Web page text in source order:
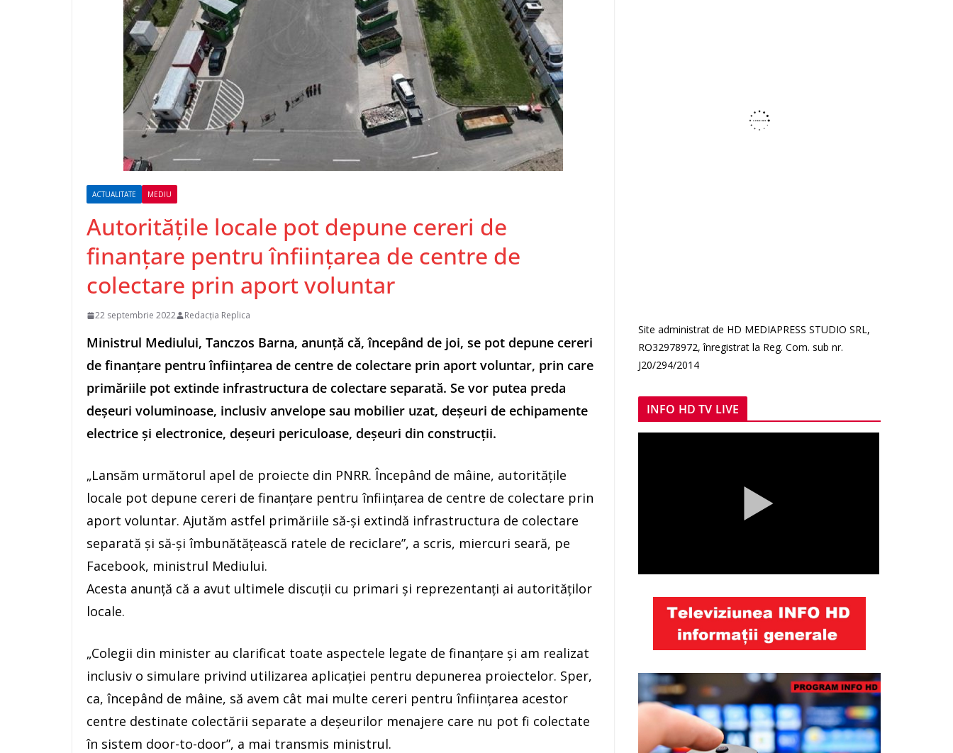
ACTUALITATE MEDIU
Autorităţile locale pot depune cereri de
finanţare pentru înfiinţarea de centre de
colectare prin aport voluntar
22 septembrie 2022 Redacția Replica
Ministrul Mediului, Tanczos Barna, anunţă că, începând de joi, se pot depune cereri
de finanţare pentru înfiinţarea de centre de colectare prin aport voluntar, prin care
primăriile pot extinde infrastructura de colectare separată. Se vor putea preda
deşeuri voluminoase, inclusiv anvelope sau mobilier uzat, deşeuri de echipamente
electrice şi electronice, deşeuri periculoase, deşeuri din construcţii.
„Lansăm următorul apel de proiecte din PNRR. Începând de mâine, autorităţile
locale pot depune cereri de finanţare pentru înfiinţarea de centre de colectare prin
aport voluntar. Ajutăm astfel primăriile să-şi extindă infrastructura de colectare
separată şi să-şi îmbunătăţească ratele de reciclare”, a scris, miercuri seară, pe
Facebook, ministrul Mediului.
Acesta anunţă că a avut ultimele discuţii cu primari şi reprezentanţi ai autorităţilor
locale.
„Colegii din minister au clarificat toate aspectele legate de finanţare şi am realizat
inclusiv o simulare privind utilizarea aplicaţiei pentru depunerea proiectelor. Sper,
ca, începând de mâine, să avem cât mai multe cereri pentru înfiinţarea acestor
centre destinate colectării separate a deşeurilor menajere care nu pot fi colectate
în sistem door-to-door”, a mai transmis ministrul.
Site administrat de HD MEDIAPRESS STUDIO SRL,
RO32978972, înregistrat la Reg. Com. sub nr.
J20/294/2014
INFO HD TV LIVE